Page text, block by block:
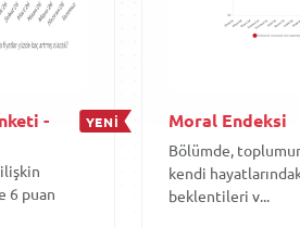
-
YENİ
6 puan
Moral Endeksi
Bölümde,
kendi
beklentileri v...